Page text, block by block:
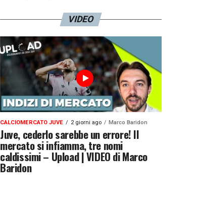
VIDEO
CALCIOMERCATO JUVE 2 giorni ago Marco Baridon
Juve, cederlo sarebbe un errore! Il
mercato si infiamma, tre nomi
caldissimi – Upload | VIDEO di Marco
Baridon